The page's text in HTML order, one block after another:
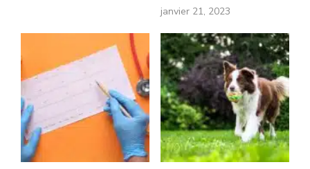
janvier 21, 2023